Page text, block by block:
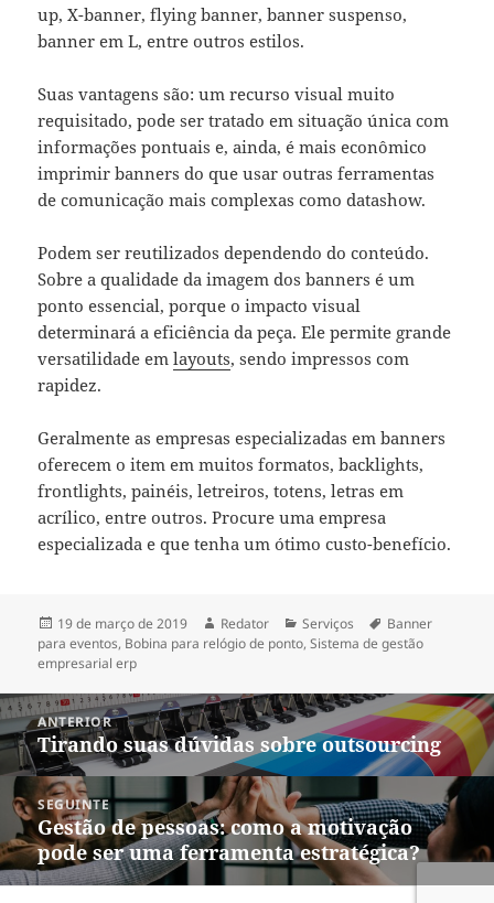
up, X-banner, flying banner, banner suspenso,
banner em L, entre outros estilos.
Suas vantagens são: um recurso visual muito
requisitado, pode ser tratado em situação única com
informações pontuais e, ainda, é mais econômico
imprimir banners do que usar outras ferramentas
de comunicação mais complexas como datashow.
Podem ser reutilizados dependendo do conteúdo.
Sobre a qualidade da imagem dos banners é um
ponto essencial, porque o impacto visual
determinará a eficiência da peça. Ele permite grande
versatilidade emlayouts, sendo impressos com
rapidez.
Geralmente as empresas especializadas em banners
oferecem o item em muitos formatos, backlights,
frontlights, painéis, letreiros, totens, letras em
acrílico, entre outros. Procure uma empresa
especializada e que tenha um ótimo custo-benefício.
Publicado
em
19 de março de 2019 Autor
Redator Categorias
Serviços Tags
Banner
para eventos, Bobina para relógio de ponto,Sistema de gestão
empresarial erp
Navegação
de
Post
ANTERIOR
Post
anterior:
Tirando suas dúvidas sobre outsourcing
SEGUINTE
Próximo
post:
Gestão de pessoas: como a motivação
pode ser uma ferramenta estratégica?